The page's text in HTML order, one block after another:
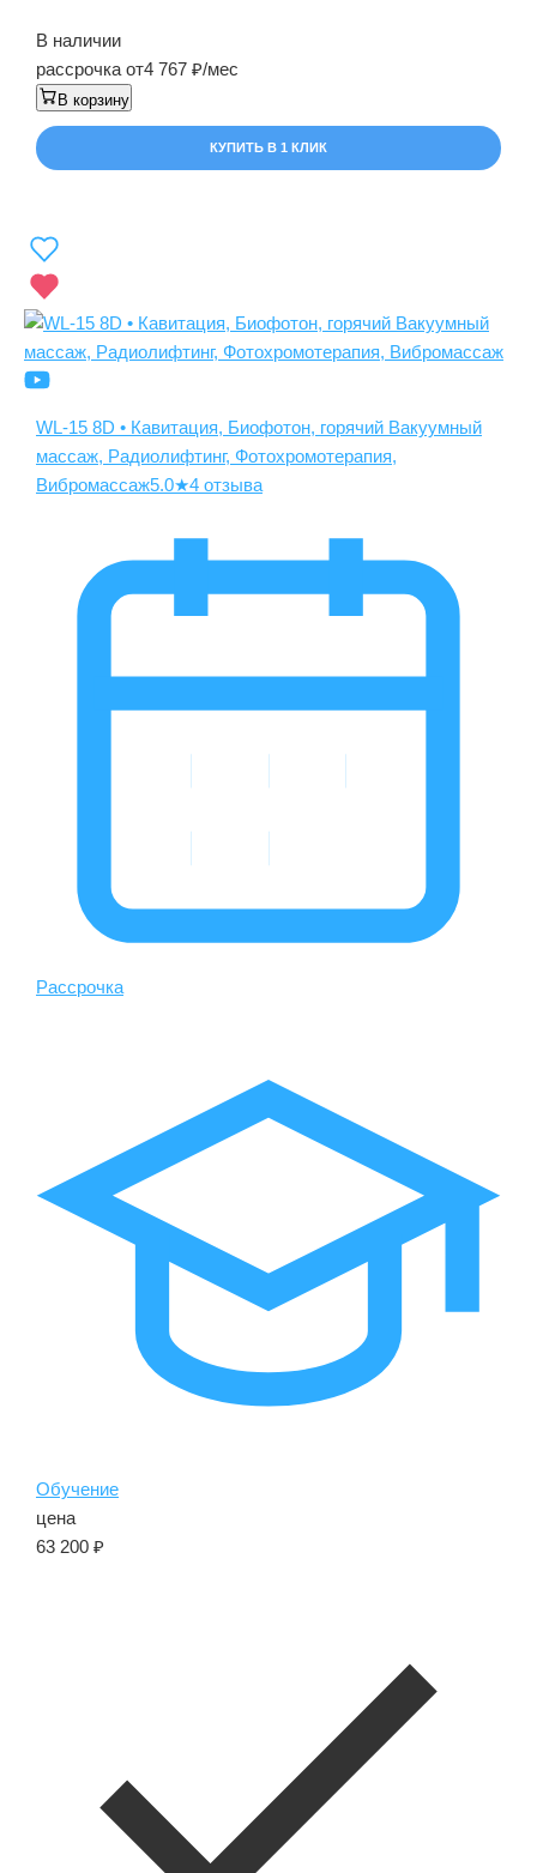
В наличии
рассрочка от4 767 /мес
В корзину
КУПИТЬ В 1 КЛИК
WL-15 8D • Кавитация, Биофотон, горячий Вакуумный
массаж, Радиолифтинг, Фотохромотерапия,
Вибромассаж5.0★4 отзыва
Рассрочка
Обучение
цена
63 200